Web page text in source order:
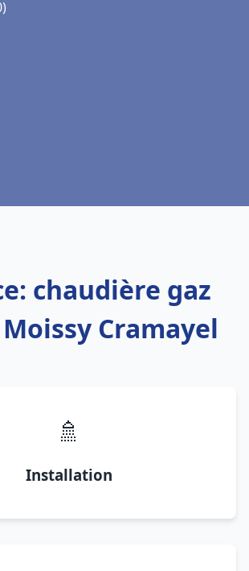
chaudière gaz
Cramayel
🚿
Installation